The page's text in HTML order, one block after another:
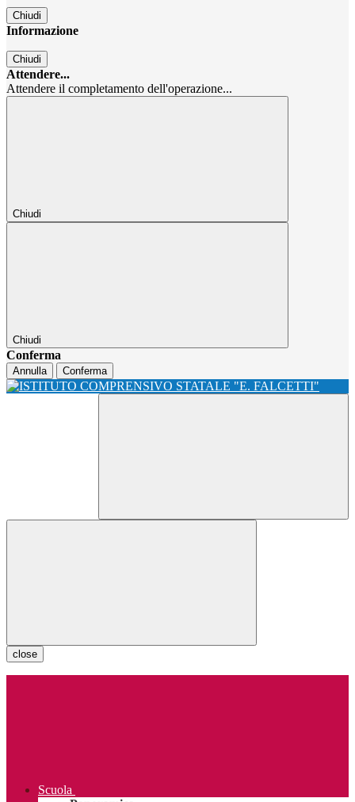
Chiudi
Informazione
Chiudi
Attendere...
Attendere il completamento dell'operazione...
Chiudi
Chiudi
Conferma
Annulla Conferma
close
Scuola